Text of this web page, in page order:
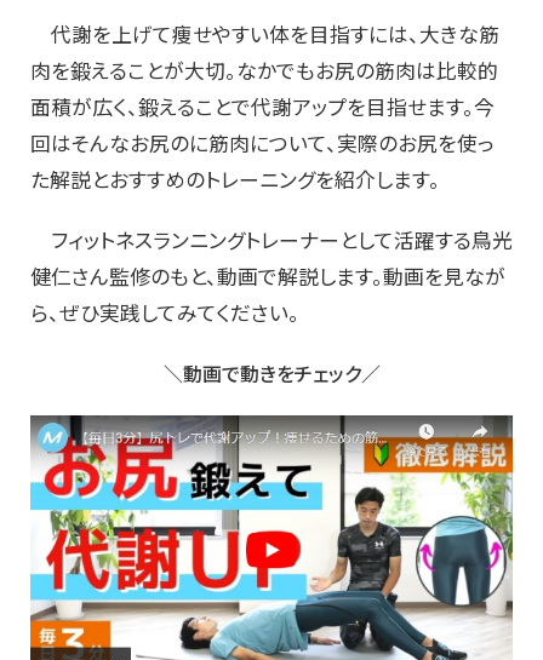
代謝を上げて痩せやすい体を目指すには、大きな筋
肉を鍛えることが大切。なかでもお尻の筋肉は比較的
面積が広く、鍛えることで代謝アップを目指せます。今
回はそんなお尻のに筋肉について、実際のお尻を使っ
た解説とおすすめのトレーニングを紹介します。
フィットネスランニングトレーナーとして活躍する鳥光
健仁さん監修のもと、動画で解説します。動画を見なが
ら、ぜひ実践してみてください。
＼動画で動きをチェック／